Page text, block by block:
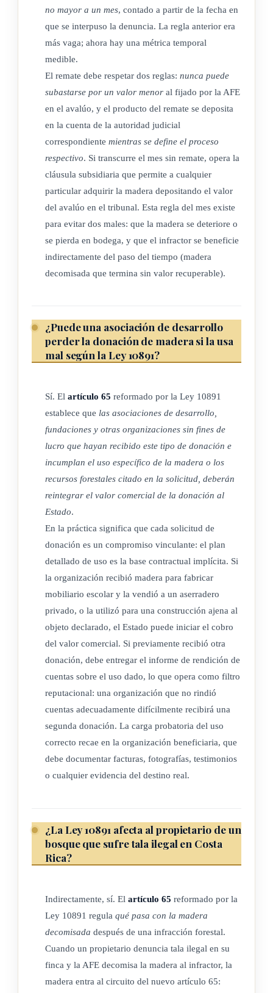
no mayor a un mes, contado a partir de la fecha en
que se interpuso la denuncia. La regla anterior era
más vaga; ahora hay una métrica temporal
medible.
El remate debe respetar dos reglas: nunca puede
subastarse por un valor menor al fijado por la AFE
en el avalúo, y el producto del remate se deposita
en la cuenta de la autoridad judicial
correspondiente mientras se define el proceso
respectivo. Si transcurre el mes sin remate, opera la
cláusula subsidiaria que permite a cualquier
particular adquirir la madera depositando el valor
del avalúo en el tribunal. Esta regla del mes existe
para evitar dos males: que la madera se deteriore o
se pierda en bodega, y que el infractor se beneficie
indirectamente del paso del tiempo (madera
decomisada que termina sin valor recuperable).
¿Puede una asociación de desarrollo
perder la donación de madera si la usa
mal según la Ley 10891?
Sí. El artículo 65 reformado por la Ley 10891
establece que las asociaciones de desarrollo,
fundaciones y otras organizaciones sin fines de
lucro que hayan recibido este tipo de donación e
incumplan el uso específico de la madera o los
recursos forestales citado en la solicitud, deberán
reintegrar el valor comercial de la donación al
Estado.
En la práctica significa que cada solicitud de
donación es un compromiso vinculante: el plan
detallado de uso es la base contractual implícita. Si
la organización recibió madera para fabricar
mobiliario escolar y la vendió a un aserradero
privado, o la utilizó para una construcción ajena al
objeto declarado, el Estado puede iniciar el cobro
del valor comercial. Si previamente recibió otra
donación, debe entregar el informe de rendición de
cuentas sobre el uso dado, lo que opera como filtro
reputacional: una organización que no rindió
cuentas adecuadamente difícilmente recibirá una
segunda donación. La carga probatoria del uso
correcto recae en la organización beneficiaria, que
debe documentar facturas, fotografías, testimonios
o cualquier evidencia del destino real.
¿La Ley 10891 afecta al propietario de un
bosque que sufre tala ilegal en Costa
Rica?
Indirectamente, sí. El artículo 65 reformado por la
Ley 10891 regula qué pasa con la madera
decomisada después de una infracción forestal.
Cuando un propietario denuncia tala ilegal en su
finca y la AFE decomisa la madera al infractor, la
madera entra al circuito del nuevo artículo 65: